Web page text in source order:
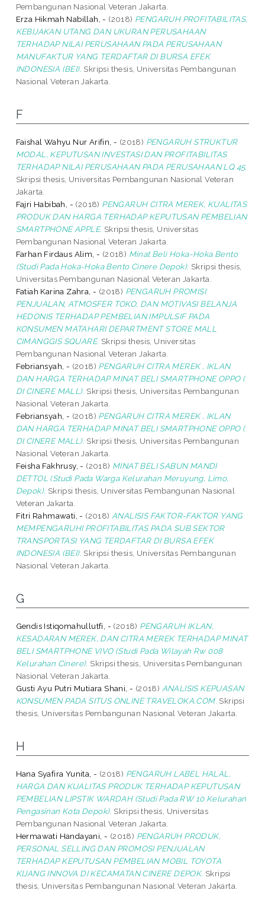
Pembangunan Nasional Veteran Jakarta.
Erza Hikmah Nabillah, - (2018) PENGARUH PROFITABILITAS,
KEBIJAKAN UTANG DAN UKURAN PERUSAHAAN
TERHADAP NILAI PERUSAHAAN PADA PERUSAHAAN
MANUFAKTUR YANG TERDAFTAR DI BURSA EFEK
INDONESIA (BEI). Skripsi thesis, Universitas Pembangunan
Nasional Veteran Jakarta.
F
Faishal Wahyu Nur Arifin, - (2018) PENGARUH STRUKTUR
MODAL, KEPUTUSAN INVESTASI DAN PROFITABILITAS
TERHADAP NILAI PERUSAHAAN PADA PERUSAHAAN LQ 45.
Skripsi thesis, Universitas Pembangunan Nasional Veteran
Jakarta.
Fajri Habibah, - (2018) PENGARUH CITRA MEREK, KUALITAS
PRODUK DAN HARGA TERHADAP KEPUTUSAN PEMBELIAN
SMARTPHONE APPLE. Skripsi thesis, Universitas
Pembangunan Nasional Veteran Jakarta.
Farhan Firdaus Alim, - (2018) Minat Beli Hoka-Hoka Bento
(Studi Pada Hoka-Hoka Bento Cinere Depok). Skripsi thesis,
Universitas Pembangunan Nasional Veteran Jakarta.
Fatiah Karina Zahra, - (2018) PENGARUH PROMISI
PENJUALAN, ATMOSFER TOKO, DAN MOTIVASI BELANJA
HEDONIS TERHADAP PEMBELIAN IMPULSIF PADA
KONSUMEN MATAHARI DEPARTMENT STORE MALL
CIMANGGIS SQUARE. Skripsi thesis, Universitas
Pembangunan Nasional Veteran Jakarta.
Febriansyah, - (2018) PENGARUH CITRA MEREK , IKLAN
DAN HARGA TERHADAP MINAT BELI SMARTPHONE OPPO (
DI CINERE MALL). Skripsi thesis, Universitas Pembangunan
Nasional Veteran Jakarta.
Febriansyah, - (2018) PENGARUH CITRA MEREK , IKLAN
DAN HARGA TERHADAP MINAT BELI SMARTPHONE OPPO (
DI CINERE MALL). Skripsi thesis, Universitas Pembangunan
Nasional Veteran Jakarta.
Feisha Fakhrusy, - (2018) MINAT BELI SABUN MANDI
DETTOL (Studi Pada Warga Kelurahan Meruyung, Limo,
Depok). Skripsi thesis, Universitas Pembangunan Nasional
Veteran Jakarta.
Fitri Rahmawati, - (2018) ANALISIS FAKTOR-FAKTOR YANG
MEMPENGARUHI PROFITABILITAS PADA SUB SEKTOR
TRANSPORTASI YANG TERDAFTAR DI BURSA EFEK
INDONESIA (BEI). Skripsi thesis, Universitas Pembangunan
Nasional Veteran Jakarta.
G
Gendis Istiqomahullutfi, - (2018) PENGARUH IKLAN,
KESADARAN MEREK, DAN CITRA MEREK TERHADAP MINAT
BELI SMARTPHONE VIVO (Studi Pada Wilayah Rw 008
Kelurahan Cinere). Skripsi thesis, Universitas Pembangunan
Nasional Veteran Jakarta.
Gusti Ayu Putri Mutiara Shani, - (2018) ANALISIS KEPUASAN
KONSUMEN PADA SITUS ONLINE TRAVELOKA.COM. Skripsi
thesis, Universitas Pembangunan Nasional Veteran Jakarta.
H
Hana Syafira Yunita, - (2018) PENGARUH LABEL HALAL,
HARGA DAN KUALITAS PRODUK TERHADAP KEPUTUSAN
PEMBELIAN LIPSTIK WARDAH (Studi Pada RW 10 Kelurahan
Pengasinan Kota Depok). Skripsi thesis, Universitas
Pembangunan Nasional Veteran Jakarta.
Hermawati Handayani, - (2018) PENGARUH PRODUK,
PERSONAL SELLING DAN PROMOSI PENJUALAN
TERHADAP KEPUTUSAN PEMBELIAN MOBIL TOYOTA
KIJANG INNOVA DI KECAMATAN CINERE DEPOK. Skripsi
thesis, Universitas Pembangunan Nasional Veteran Jakarta.